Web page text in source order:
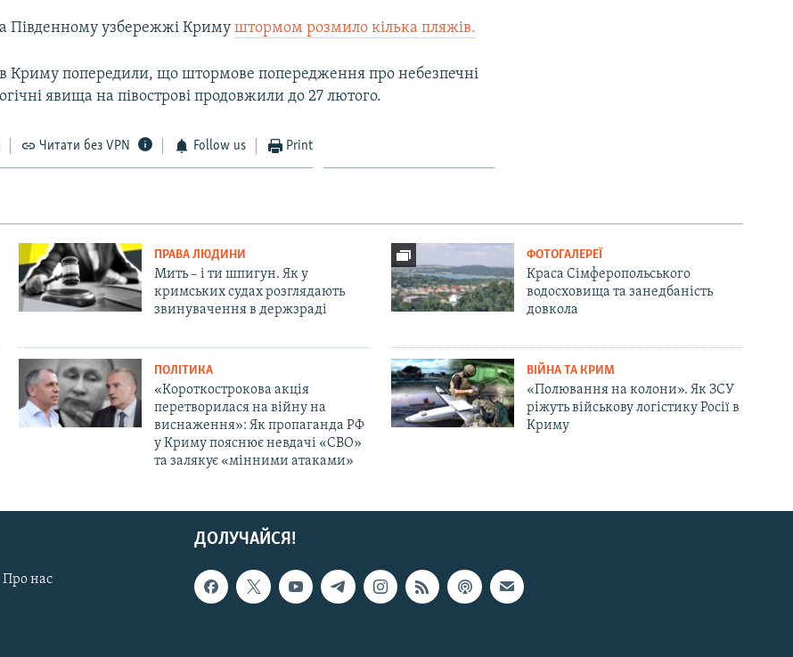
Південному узбережжі Кримуштормом розмило кілька пляжів.
Криму попередили, що штормове попередження про небезпечні
явища на півострові продовжили до 27 лютого.
Читати без VPN Follow us Print
ПРАВА ЛЮДИНИ
Мить – і ти шпигун. Як у
кримських судах розглядають
звинувачення в держзраді
ФОТОГАЛЕРЕЇ
Краса Сімферопольського
водосховища та занедбаність
довкола
ПОЛІТИКА
«Короткострокова акція
перетворилася на війну на
виснаження»: Як пропаганда РФ
у Криму пояснює невдачі «СВО»
та залякує «мінними атаками»
ВІЙНА ТА КРИМ
«Полювання на колони». Як ЗСУ
ріжуть військову логістику Росії в
Криму
ДОЛУЧАЙСЯ!
Про нас